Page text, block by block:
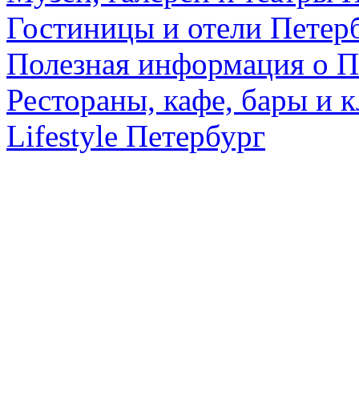
Гостиницы и отели
Полезная информация о
Рестораны, кафе, бары и
Lifestyle Петербург